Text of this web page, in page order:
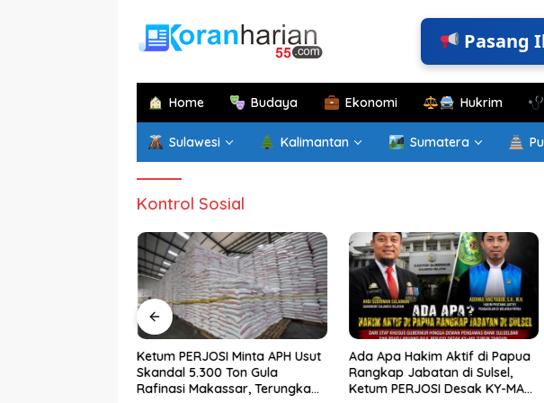
Pasang
Home Budaya Ekonomi Hukrim
Sulawesi Kalimantan Sumatera
Kontrol Sosial
Ketum PERJOSI Minta APH Usut
Skandal 5.300 Ton Gula
Rafinasi Makassar, Terungkap
Ada Apa Hakim Aktif di Papua
Rangkap Jabatan di Sulsel,
Ketum PERJOSI Desak KY-MA